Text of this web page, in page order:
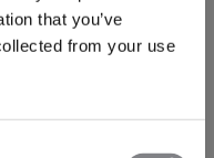
that you’ve
from your use